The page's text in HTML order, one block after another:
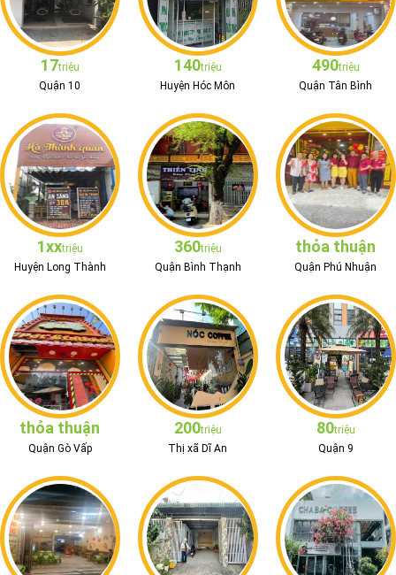
17triệu
Quận 10
140triệu
Huyện Hóc Môn
490triệu
Quận Tân Bình
1xxtriệu
Huyện Long Thành
360triệu
Quận Bình Thạnh
thỏa thuận
Quận Phú Nhuận
thỏa thuận
Quận Gò Vấp
200triệu
Thị xã Dĩ An
80triệu
Quận 9